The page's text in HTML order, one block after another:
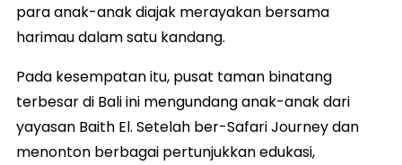
para anak-anak diajak merayakan bersama
harimau dalam satu kandang.
Pada kesempatan itu, pusat taman binatang
terbesar di Bali ini mengundang anak-anak dari
yayasan Baith El. Setelah ber-Safari Journey dan
menonton berbagai pertunjukkan edukasi,